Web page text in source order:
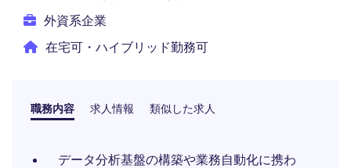
外資系企業
在宅可・ハイブリッド勤務可
職務内容 求人情報 類似した求人
データ分析基盤の構築や業務自動化に携わ